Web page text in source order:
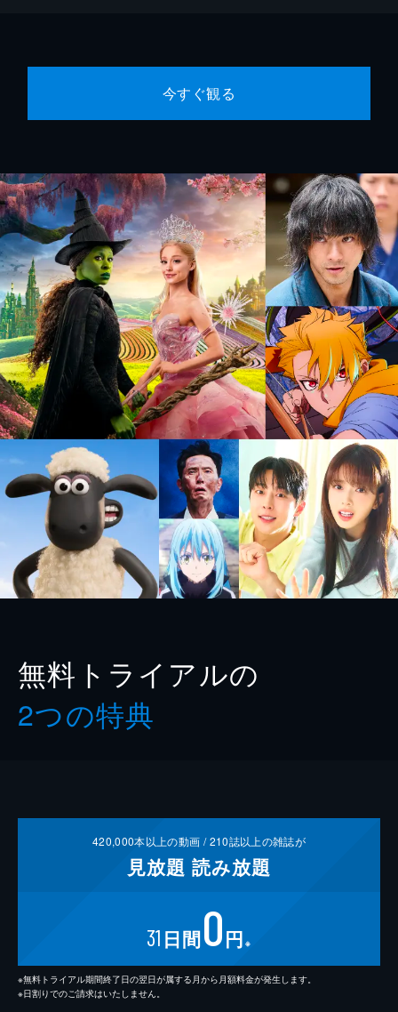
今すぐ観る
無料トライアルの
2つの特典
420,000本以上の動画 /210誌以上の雑誌が
見放題 読み放題
31 日間0円 ※
※無料トライアル期間終了日の翌日が属する月から月額料金が発生します。
※日割りでのご請求はいたしません。